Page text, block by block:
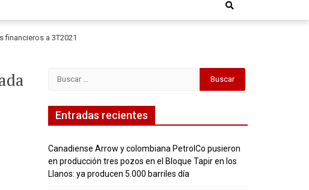
financieros a 3T2021
Entradas recientes
Canadiense Arrow y colombiana PetrolCo pusieron
en producción tres pozos en el Bloque Tapir en los
Llanos: ya producen 5.000 barriles día